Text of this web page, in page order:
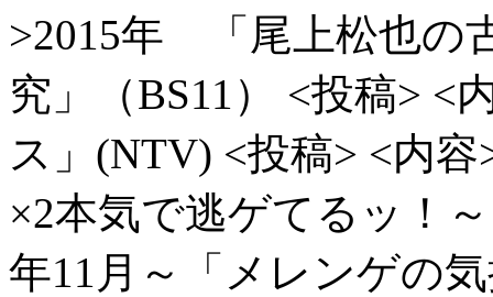
>2015年 「尾上松也の
究」（BS11）
<投稿> <
ス」(NTV) <投稿> <内
×2本気で逃ゲてるッ！
年11月～「メレンゲの